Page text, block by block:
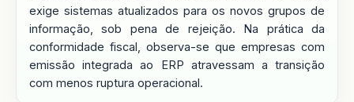
exige sistemas atualizados para os novos grupos de
informação, sob pena de rejeição. Na prática da
conformidade fiscal, observa-se que empresas com
emissão integrada ao ERP atravessam a transição
com menos ruptura operacional.